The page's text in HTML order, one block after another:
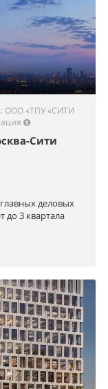
ООО «ТПУ «СИТИ
Сити
деловых
до 3 квартала